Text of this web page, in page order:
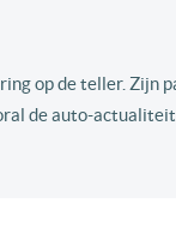
op de teller. Zijn
de auto-